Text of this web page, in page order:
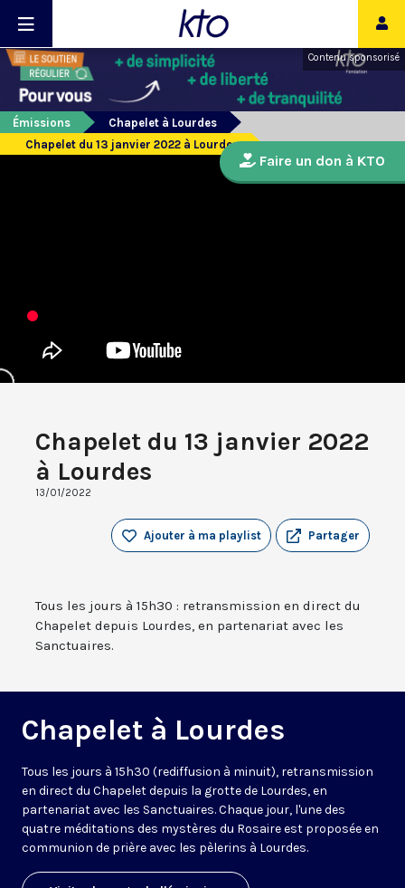
Contenu sponsorisé
Émissions
Chapelet à Lourdes
Chapelet du 13 janvier 2022 à Lourdes
Chapelet du 13 janvier 2022
à Lourdes
13/01/2022
Partager
Ajouter à ma playlist
Tous les jours à 15h30 : retransmission en direct du
Chapelet depuis Lourdes, en partenariat avec les
Sanctuaires.
Chapelet à Lourdes
Tous les jours à 15h30 (rediffusion à minuit), retransmission
en direct du Chapelet depuis la grotte de Lourdes, en
partenariat avec les Sanctuaires. Chaque jour, l'une des
quatre méditations des mystères du Rosaire est proposée en
communion de prière avec les pèlerins à Lourdes.
Faire un don à KTO